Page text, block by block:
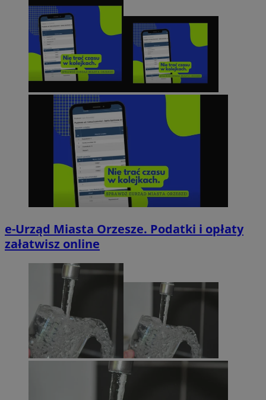
e-Urząd Miasta Orzesze. Podatki i opłaty
załatwisz online